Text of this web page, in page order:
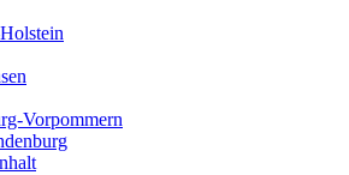
Vorpommern